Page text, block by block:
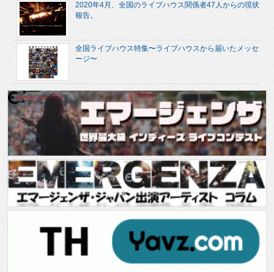
2020年4月、全国のライブハウス関係者47人からの現状
報告。
全国ライブハウス特集〜ライブハウスから届いたメッセ
ージ〜